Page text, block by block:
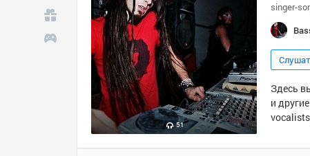
51
singer-
Здесь
и